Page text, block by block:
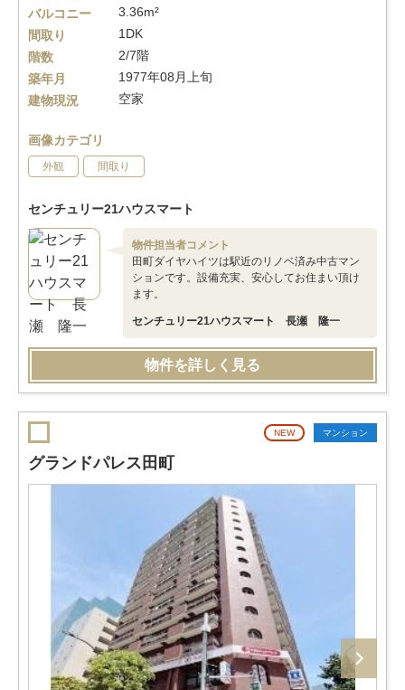
バルコニー
3.36m²
間取り
1DK
階数
2/7階
築年月
1977年08月上旬
建物現況
空家
画像カテゴリ
外観 間取り
センチュリー21ハウスマート
物件担当者コメント
田町ダイヤハイツは駅近のリノベ済み中古マン
ションです。設備充実、安心してお住まい頂け
ます。
センチュリー21ハウスマート 長瀬 隆一
物件を詳しく見る
NEW マンション
グランドパレス田町